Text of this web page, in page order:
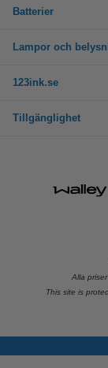
Batterier
Lampor och
123ink.se
Tillgänglighet
Alla
This site is